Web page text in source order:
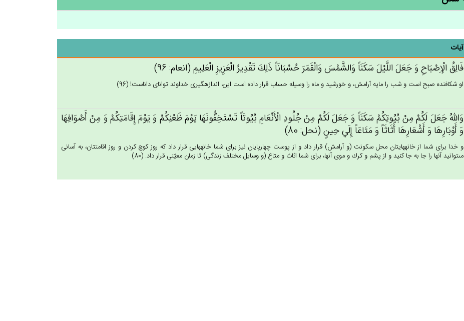
آیات
فَالِق‌ُ الْإِصْبَاح‌ِ وَ جَعَل‌َ اللَّيْل‌َ سَكَنَاً وَالشَّمْس‌َ وَالْقَمَرَ حُسْبَانَاً ذَلِك‌َ تَقْدِيرُ الْعَزِيزِ الْعَلِيم‌ِ (انعام: 96)
او شكافنده صبح است و شب را مايه آرامش، و خورشيد و ماه را وسيله حساب قرار داده است اين، اندازه‏گيرى خداوند تواناى داناست! (96)
وَالله‌ُ جَعَل‌َ لَكُمْ‌ مِنْ‌ بُيُوتِكُم‌ْ سَكَنَاً وَ جَعَل‌َ لَكُمْ‌ مِنْ‌ جُلُودِ الْأَنْعَام‌ِ بُيُوتَاً تَسْتَخِفُّونَهَا يَوْم‌َ ظَعْنِكُم‌ْ وَ يَوْم‌َ إِقَامَتِكُم‌ْ وَ مِن‌ْ أَصْوَافِهَا
وَ أَوْبَارِهَا وَ أَشْعَارِهَا أَثَاثَاً وَ مَتَاعَاً إِلَي‌ حِين‌ٍ (نحل: 80)
و خدا براى شما از خانه‏هايتان محل سكونت (و آرامش) قرار داد و از پوست چهارپايان نيز براى شما خانه‏هايى قرار داد كه روز كوچ كردن و روز اقامتتان، به آسانى
مى‏توانيد آنها را جا به جا كنيد و از پشم و كرك و موى آنها، براى شما اثاث و متاع (و وسايل مختلف زندگى) تا زمان معيّنى قرار داد. (80)